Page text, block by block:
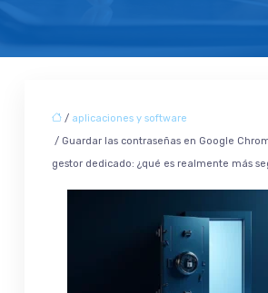
/ aplicaciones y software
/ Guardar las contraseñas en Google
gestor dedicado: ¿qué es realmente más